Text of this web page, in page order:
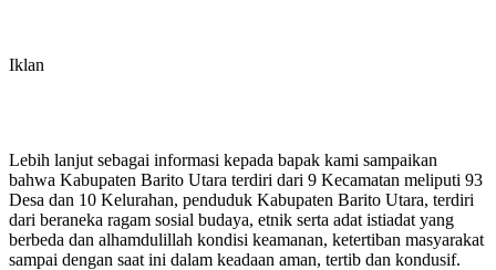
Iklan
Lebih lanjut sebagai informasi kepada bapak kami sampaikan
bahwa Kabupaten Barito Utara terdiri dari 9 Kecamatan meliputi 93
Desa dan 10 Kelurahan, penduduk Kabupaten Barito Utara, terdiri
dari beraneka ragam sosial budaya, etnik serta adat istiadat yang
berbeda dan alhamdulillah kondisi keamanan, ketertiban masyarakat
sampai dengan saat ini dalam keadaan aman, tertib dan kondusif.